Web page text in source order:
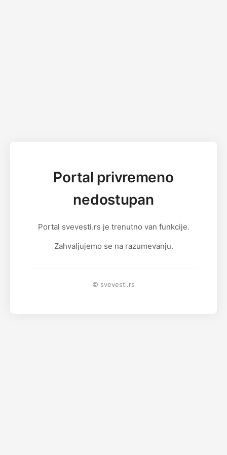
Portal privremeno
nedostupan
Portal svevesti.rs je trenutno van funkcije.
Zahvaljujemo se na razumevanju.
© svevesti.rs